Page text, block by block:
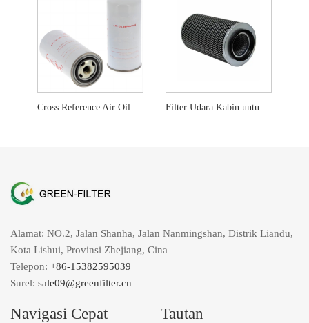
Cross Reference Air Oil Pemisah Filter LB962/2 Filter Udara Kabin untuk John Deere Re199681
Alamat: NO.2, Jalan Shanha, Jalan Nanmingshan, Distrik Liandu,
Kota Lishui, Provinsi Zhejiang, Cina
Telepon: +86-15382595039
Surel: sale09@greenfilter.cn
Navigasi Cepat Tautan